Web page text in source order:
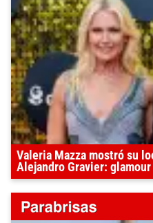
Valeria Mazza mostró su
Alejandro Gravier: